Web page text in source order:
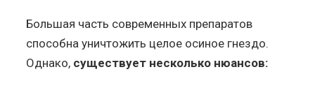
Большая часть современных препаратов
способна уничтожить целое осиное гнездо.
Однако, существует несколько нюансов: